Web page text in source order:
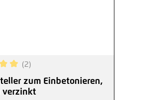
Bewertung von 5 von 5
(2)
zum Einbetonieren,
verzinkt